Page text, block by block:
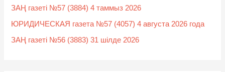
ЗАҢ газеті №57 (3884) 4 таммыз 2026
ЮРИДИЧЕСКАЯ газета №57 (4057) 4 августа 2026 года
ЗАҢ газеті №56 (3883) 31 шілде 2026